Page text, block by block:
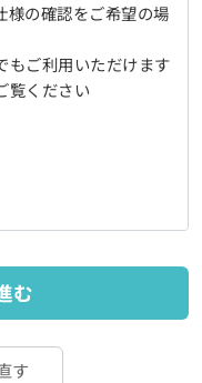
様の確認をご希望の場
ご利用いただけます
覧ください
む
す